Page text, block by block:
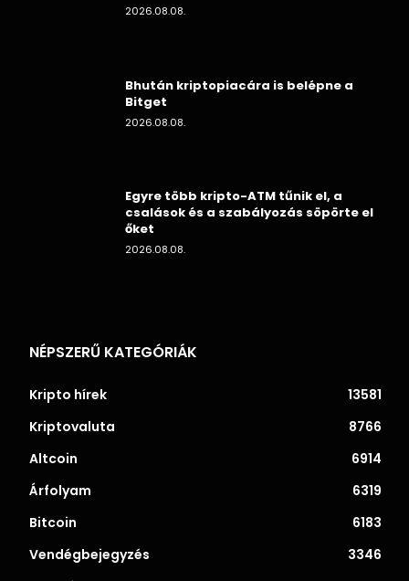
2026.08.08.
Bhután kriptopiacára is belépne a
Bitget
2026.08.08.
Egyre több kripto-ATM tűnik el, a
csalások és a szabályozás söpörte el
őket
2026.08.08.
NÉPSZERŰ KATEGÓRIÁK
Kripto hírek
13581
Kriptovaluta
8766
Altcoin
6914
Árfolyam
6319
Bitcoin
6183
Vendégbejegyzés
3346